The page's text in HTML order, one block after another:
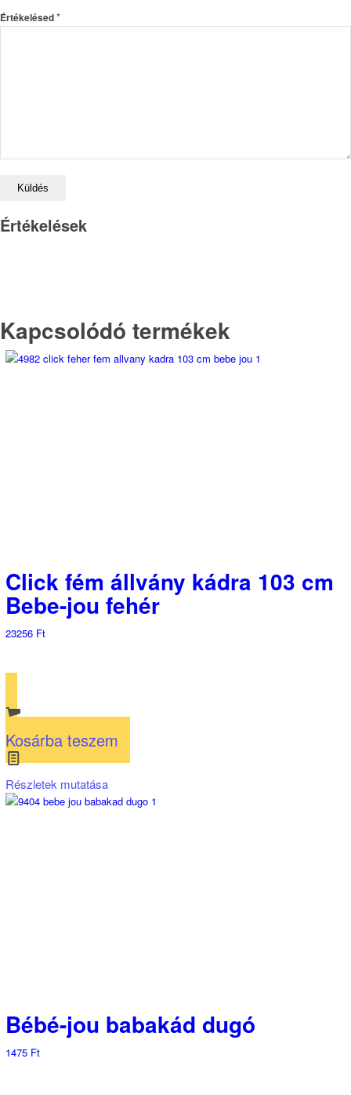
Értékelésed*
Értékelések
Kapcsolódó termékek
Click fém állvány kádra 103 cm
Bebe-jou fehér
23256 Ft
Kosárba teszem
Részletek mutatása
Bébé-jou babakád dugó
1475 Ft